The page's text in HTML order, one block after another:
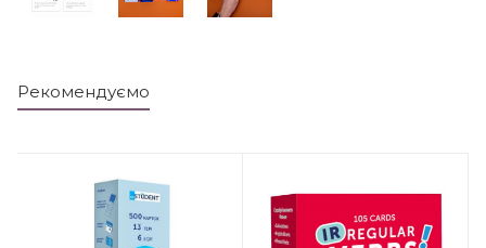
Рекомендуємо